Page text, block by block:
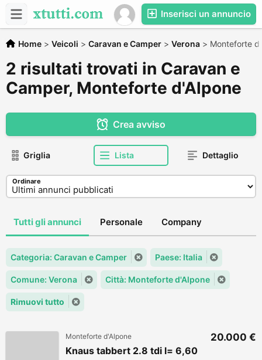
Inserisci un annuncio
Home > Veicoli > Caravan e Camper > Verona > Monteforte
2 risultati trovati in Caravan e
Camper, Monteforte d'Alpone
Crea avviso
Griglia Lista Dettaglio
Ordinare
Tutti gli annunci Personale Company
Categoria: Caravan e Camper Paese: Italia
Comune: Verona Città: Monteforte d'Alpone
Rimuovi tutto
Monteforte d'Alpone
Knaus tabbert 2.8 tdi l= 6,60
20.000 €